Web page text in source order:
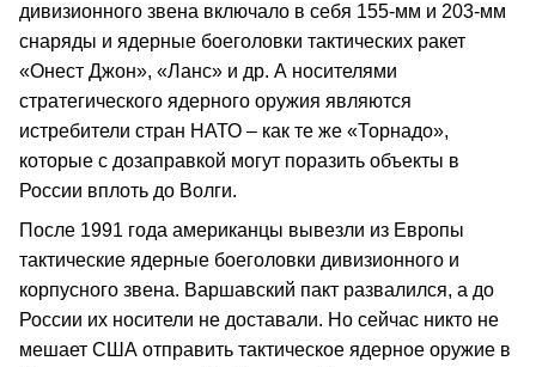
дивизионного звена включало в себя 155-мм и 203-мм
снаряды и ядерные боеголовки тактических ракет
«Онест Джон», «Ланс» и др. А носителями
стратегического ядерного оружия являются
истребители стран НАТО – как те же «Торнадо»,
которые с дозаправкой могут поразить объекты в
России вплоть до Волги.
После 1991 года американцы вывезли из Европы
тактические ядерные боеголовки дивизионного и
корпусного звена. Варшавский пакт развалился, а до
России их носители не доставали. Но сейчас никто не
мешает США отправить тактическое ядерное оружие в